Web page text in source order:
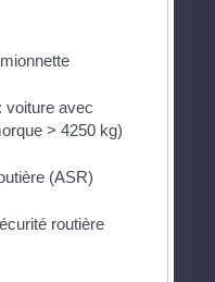
voiture avec
> 4250 kg)
(ASR)
routière